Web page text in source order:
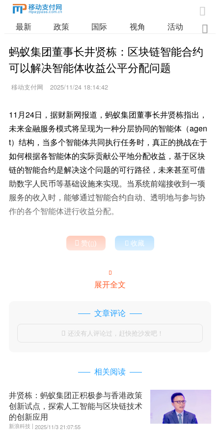

最新 政策 国际 视角 活动 业

蚂蚁集团董事长井贤栋：区块链智能合约
可以解决智能体收益公平分配问题
移动支付网 2025/11/24 18:14:42
11月24日，据财新网报道，蚂蚁集团董事长井贤栋指出，
未来金融服务模式将呈现为一种分层协同的智能体（agen
t）结构，当多个智能体共同执行任务时，真正的挑战在于
如何根据各智能体的实际贡献公平地分配收益，基于区块
链的智能合约是解决这个问题的可行路径，未来甚至可借
助数字人民币等基础设施来实现。当系统前端接收到一项
服务的收入时，能够通过智能合约自动、透明地与参与协
作的各个智能体进行收益分配。
 赞()  收藏

展开全文
文章评论
 还没有人评论过，赶快抢沙发吧！
相关阅读
井贤栋：蚂蚁集团正积极参与香港政策
创新试点，探索人工智能与区块链技术
的创新应用
新浪科技 | 2025/11/3 21:07:55